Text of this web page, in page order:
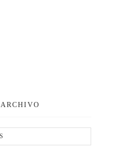
ARCHIVO